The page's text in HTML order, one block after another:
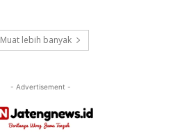
Muat lebih banyak
- Advertisement -